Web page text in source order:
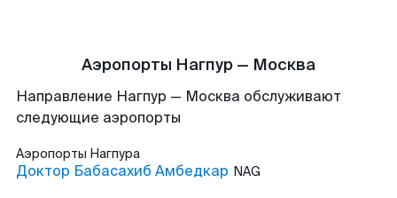
Аэропорты Нагпур — Москва
Направление Нагпур — Москва обслуживают
следующие аэропорты
Аэропорты Нагпура
Доктор Бабасахиб Амбедкар NAG